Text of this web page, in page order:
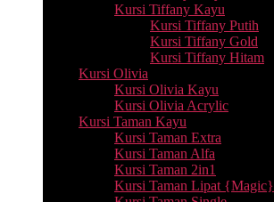
Kursi Tiffany Kayu
Kursi Tiffany Putih
Kursi Tiffany Gold
Kursi Tiffany Hitam
Kursi Olivia
Kursi Olivia Kayu
Kursi Olivia Acrylic
Kursi Taman Kayu
Kursi Taman Extra
Kursi Taman Alfa
Kursi Taman 2in1
Kursi Taman Lipat {Magic}